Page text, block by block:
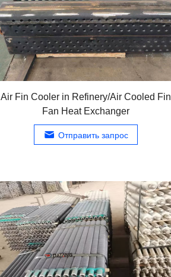
Air Fin Cooler in Refinery/Air Cooled Fin
Fan Heat Exchanger
Отправить запрос